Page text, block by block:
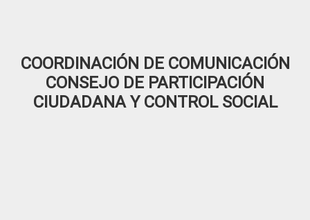
COORDINACIÓN DE COMUNICACIÓN
CONSEJO DE PARTICIPACIÓN
CIUDADANA Y CONTROL SOCIAL